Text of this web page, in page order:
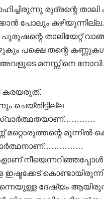
രുദ്രന്റെ
പോലും കഴിയുന്നില്ല.
പുരുഷന്റെ താലിയേറ്റ്
പക്ഷെ തന്റെ
അവളുടെ മനസ്സിനെ
കരയരുത്.
ചെയ്തിട്ടില്ല
മറ്റൊരുത്തന്റെ മുന്നിൽ
ഇഷ്ടക്കേട്
ദേഷ്യം